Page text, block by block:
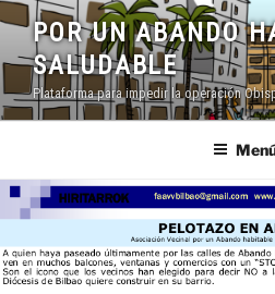
Saltar
contenido
POR UN ABANDO
SALUDABLE
Plataforma para impedir la operación